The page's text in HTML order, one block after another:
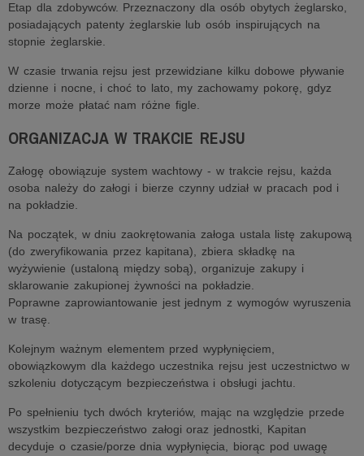
Etap dla zdobywców. Przeznaczony dla osób obytych żeglarsko,
posiadających patenty żeglarskie lub osób inspirujących na
stopnie żeglarskie.
W czasie trwania rejsu jest przewidziane kilku dobowe pływanie
dzienne i nocne, i choć to lato, my zachowamy pokorę, gdyz
morze może płatać nam różne figle.
ORGANIZACJA W TRAKCIE REJSU
Załogę obowiązuje system wachtowy - w trakcie rejsu, każda
osoba należy do załogi i bierze czynny udział w pracach pod i
na pokładzie.
Na początek, w dniu zaokrętowania załoga ustala listę zakupową
(do zweryfikowania przez kapitana), zbiera składkę na
wyżywienie (ustaloną między sobą), organizuje zakupy i
sklarowanie zakupionej żywności na pokładzie.
Poprawne zaprowiantowanie jest jednym z wymogów wyruszenia
w trasę.
Kolejnym ważnym elementem przed wypłynięciem,
obowiązkowym dla każdego uczestnika rejsu jest uczestnictwo w
szkoleniu dotyczącym bezpieczeństwa i obsługi jachtu.
Po spełnieniu tych dwóch kryteriów, mając na względzie przede
wszystkim bezpieczeństwo załogi oraz jednostki, Kapitan
decyduje o czasie/porze dnia wypłynięcia, biorąc pod uwagę